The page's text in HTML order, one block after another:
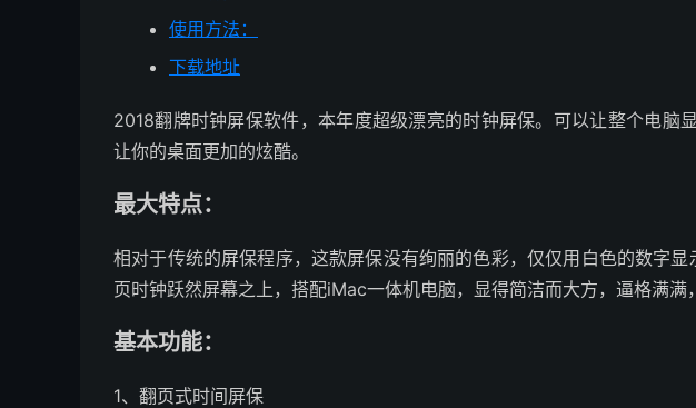
使用方法：
下载地址
2018翻牌时钟屏保软件，本年度超级漂亮的时钟屏保。可以让整个电脑
让你的桌面更加的炫酷。
最大特点：
相对于传统的屏保程序，这款屏保没有绚丽的色彩，仅仅用白色的数字
页时钟跃然屏幕之上，搭配iMac一体机电脑，显得简洁而大方，逼格满满
基本功能：
1、翻页式时间屏保